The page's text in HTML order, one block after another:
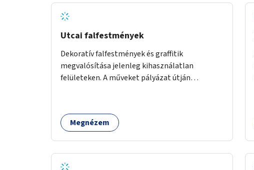
Utcai falfestmények
Dekoratív falfestmények és graffitik
megvalósítása jelenleg kihasználatlan
felületeken. A műveket pályázat útján
Megnézem